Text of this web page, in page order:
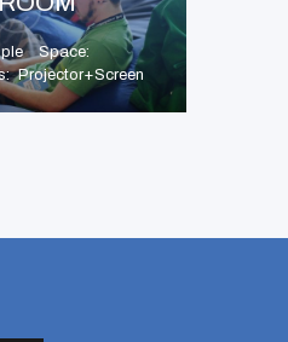
Space
Projector+Screen